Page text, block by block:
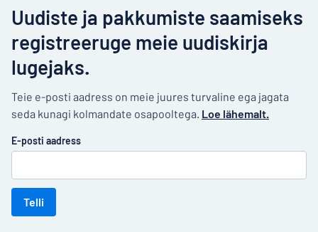
Uudiste ja pakkumiste saamiseks
registreeruge meie uudiskirja
lugejaks.
Teie e-posti aadress on meie juures turvaline ega jagata
seda kunagi kolmandate osapooltega. Loe lähemalt.
E-posti aadress
Telli